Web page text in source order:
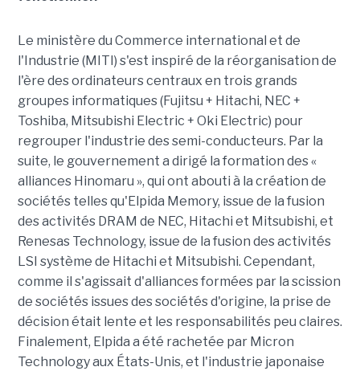
Le ministère du Commerce international et de
l'Industrie (MITI) s'est inspiré de la réorganisation de
l'ère des ordinateurs centraux en trois grands
groupes informatiques (Fujitsu + Hitachi, NEC +
Toshiba, Mitsubishi Electric + Oki Electric) pour
regrouper l'industrie des semi-conducteurs. Par la
suite, le gouvernement a dirigé la formation des «
alliances Hinomaru », qui ont abouti à la création de
sociétés telles qu'Elpida Memory, issue de la fusion
des activités DRAM de NEC, Hitachi et Mitsubishi, et
Renesas Technology, issue de la fusion des activités
LSI système de Hitachi et Mitsubishi. Cependant,
comme il s'agissait d'alliances formées par la scission
de sociétés issues des sociétés d'origine, la prise de
décision était lente et les responsabilités peu claires.
Finalement, Elpida a été rachetée par Micron
Technology aux États-Unis, et l'industrie japonaise